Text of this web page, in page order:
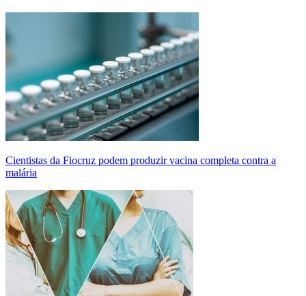
Cientistas da Fiocruz podem produzir vacina completa contra a
malária